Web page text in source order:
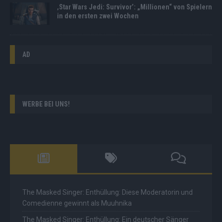
‚Star Wars Jedi: Survivor’: „Millionen“ von Spielern
in den ersten zwei Wochen
AD
WERBE BEI UNS!
The Masked Singer: Enthüllung: Diese Moderatorin und
Comedienne gewinnt als Muuhnika
The Masked Singer: Enthüllung: Ein deutscher Sänger